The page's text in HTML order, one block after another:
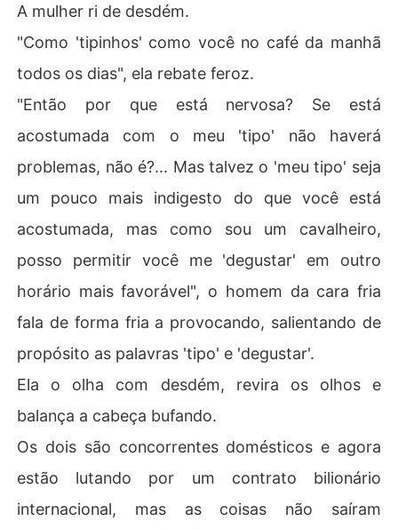
A mulher ri de desdém.
"Como 'tipinhos' como você no café da manhã
todos os dias", ela rebate feroz.
"Então por que está nervosa? Se está
acostumada com o meu 'tipo' não haverá
problemas, não é?... Mas talvez o 'meu tipo' seja
um pouco mais indigesto do que você está
acostumada, mas como sou um cavalheiro,
posso permitir você me 'degustar' em outro
horário mais favorável", o homem da cara fria
fala de forma fria a provocando, salientando de
propósito as palavras 'tipo' e 'degustar'.
Ela o olha com desdém, revira os olhos e
balança a cabeça bufando.
Os dois são concorrentes domésticos e agora
estão lutando por um contrato bilionário
internacional, mas as coisas não saíram